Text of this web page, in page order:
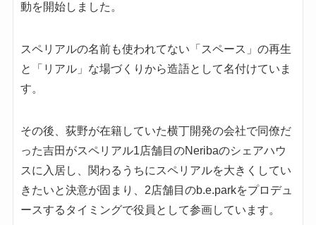
動を開始しました。
スペリアルの名前も使われてない「スペース」の再生
と「リアル」な場づくりから造語として名付けていま
す。
その後、荻野が在籍していた横丁開発の会社で同僚だ
った吉田がスペリアル1店舗目のNeribaのシェアハウ
スに入居し、関わるうちにスペリアルを大きくしてい
きたいと決意が固まり、2店舗目のb.e.parkをプロデュ
ースするタイミングで役員として参画しています。